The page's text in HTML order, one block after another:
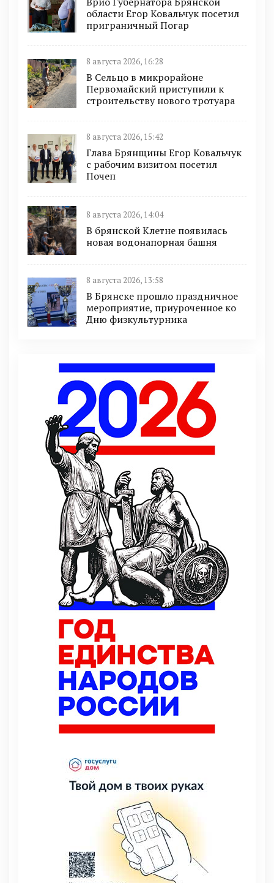
области Егор Ковальчук посетил
приграничный Погар
8 августа 2026, 16:28
В Сельцо в микрорайоне
Первомайский приступили к
строительству нового тротуара
8 августа 2026, 15:42
Глава Брянщины Егор Ковальчук
с рабочим визитом посетил
Почеп
8 августа 2026, 14:04
В брянской Клетне появилась
новая водонапорная башня
8 августа 2026, 13:58
В Брянске прошло праздничное
мероприятие, приуроченное ко
Дню физкультурника